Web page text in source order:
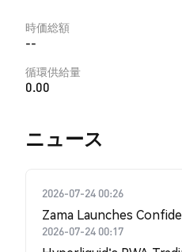
時価総額
--
循環供給量
0.00
​​ニュース​​
2026-07-24 00:26
Zama Launches
2026-07-24 00:17